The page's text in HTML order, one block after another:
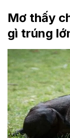
Mơ thấy
gì trúng